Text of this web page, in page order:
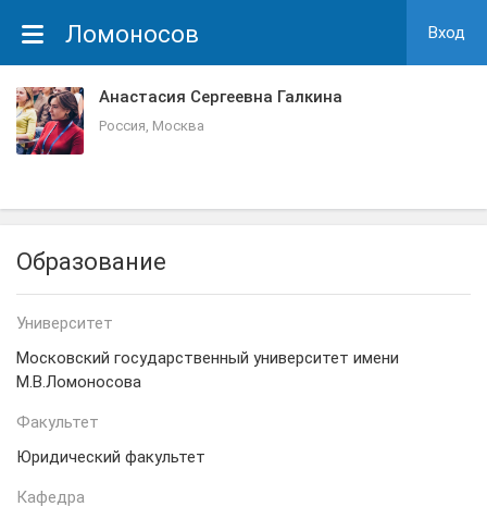
Ломоносов Вход
Анастасия Сергеевна Галкина
Россия, Москва
Образование
Университет
Московский государственный университет имени
М.В.Ломоносова
Факультет
Юридический факультет
Кафедра